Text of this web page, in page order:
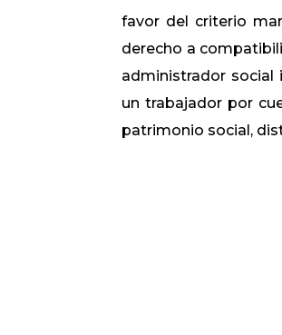
favor del criterio
derecho a
administrador social
un trabajador por
patrimonio social,